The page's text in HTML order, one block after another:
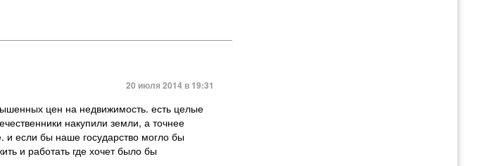
20 июля 2014 в 19:31
цен на недвижимость. есть целые
накупили земли, а точнее
и если бы наше государство могло бы
и работать где хочет было бы